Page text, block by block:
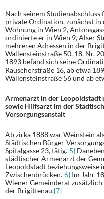
Nach seinem
private Ordination, zunächst in
Wohnung in Wien 2,
ordinierte er in Wien 9, Alser
mehreren Adressen in der
Wallensteinstraße 50, 18, Nr.
1893 befand sich seine
Rauscherstraße 16, ab etwa
Wallensteinstraße 56 und ab
Armenarzt in der Leopoldstadt
sowie Hilfsarzt im der
Versorgungsanstalt
Ab zirka 1888 war Weinstein
Städtischen Bürger-
Spitalgasse 23, tätig.[5]
städtischer Armenarzt der
Leopoldstadt beziehungsweise
Zwischenbrücken.[6] Im Jahr
Wiener Gemeinderat
der Brigittenau.[7]